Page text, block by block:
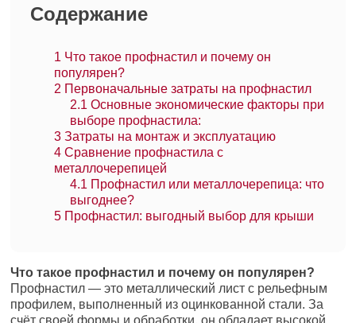
Содержание
1 Что такое профнастил и почему он
популярен?
2 Первоначальные затраты на профнастил
2.1 Основные экономические факторы при
выборе профнастила:
3 Затраты на монтаж и эксплуатацию
4 Сравнение профнастила с
металлочерепицей
4.1 Профнастил или металлочерепица: что
выгоднее?
5 Профнастил: выгодный выбор для крыши
Что такое профнастил и почему он популярен?
Профнастил — это металлический лист с рельефным
профилем, выполненный из оцинкованной стали. За
счёт своей формы и обработки, он обладает высокой